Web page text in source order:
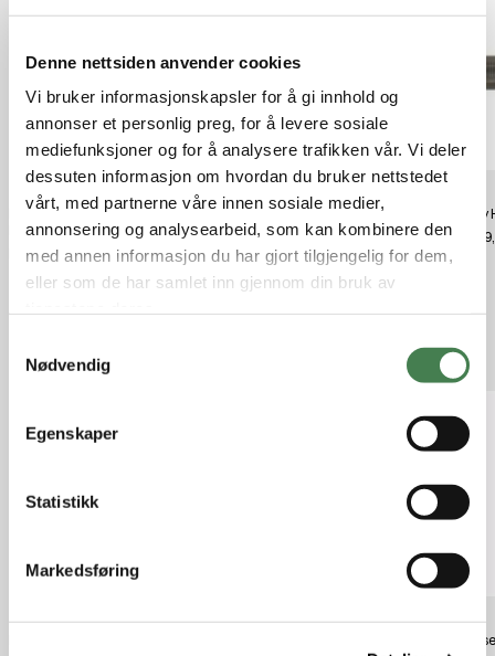
Denne nettsiden anvender cookies
Vi bruker informasjonskapsler for å gi innhold og
annonser et personlig preg, for å levere sosiale
mediefunksjoner og for å analysere trafikken vår. Vi deler
dessuten informasjon om hvordan du bruker nettstedet
vårt, med partnerne våre innen sosiale medier,
annonsering og analysearbeid, som kan kombinere den
med annen informasjon du har gjort tilgjengelig for dem,
eller som de har samlet inn gjennom din bruk av
Nødvendig
Egenskaper
Statistikk
Markedsføring
Pulsar PSP 56 MM Adapter Ring
Krypton/Proton
kr 1 699,92
Leupold Alumina Flip Back Lens
Cover - Ultralight EP
kr 1 200,00
kr
Relaterte produkter